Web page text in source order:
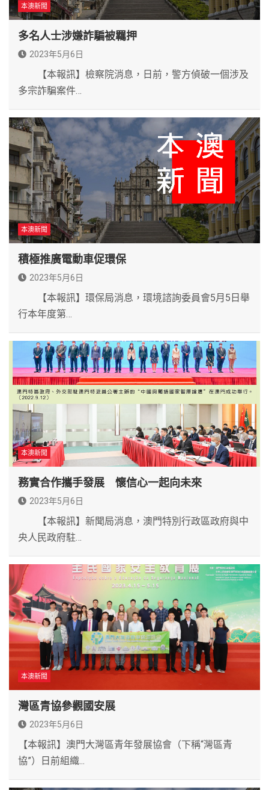
本澳新聞
多名人士涉嫌詐騙被羈押
2023年5月6日
【本報訊】檢察院消息，日前，警方偵破一個涉及
多宗詐騙案件…
本澳新聞
積極推廣電動車促環保
2023年5月6日
【本報訊】環保局消息，環境諮詢委員會5月5日舉
行本年度第…
本澳新聞
務實合作攜手發展 懷信心一起向未來
2023年5月6日
【本報訊】新聞局消息，澳門特別行政區政府與中
央人民政府駐…
本澳新聞
灣區青協參觀國安展
2023年5月6日
【本報訊】澳門大灣區青年發展協會（下稱“灣區青
協”）日前組織...